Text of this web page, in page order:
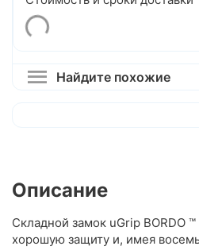
Найдите похожие
Описание
Складной замок uGrip BORDO
хорошую защиту и, имея